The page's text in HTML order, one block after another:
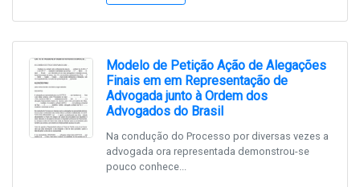
Modelo de Petição Ação de Alegações
Finais em em Representação de
Advogada junto à Ordem dos
Advogados do Brasil
Na condução do Processo por diversas vezes a
advogada ora representada demonstrou-se
pouco conhece...